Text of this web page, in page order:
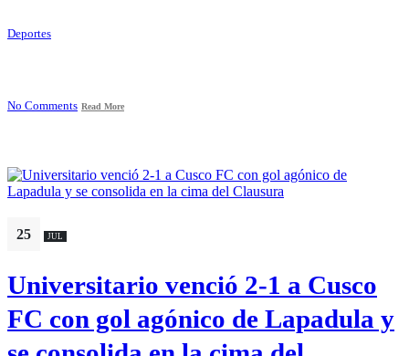
Deportes
No Comments Read More
25 JUL
Universitario venció 2-1 a Cusco
FC con gol agónico de Lapadula y